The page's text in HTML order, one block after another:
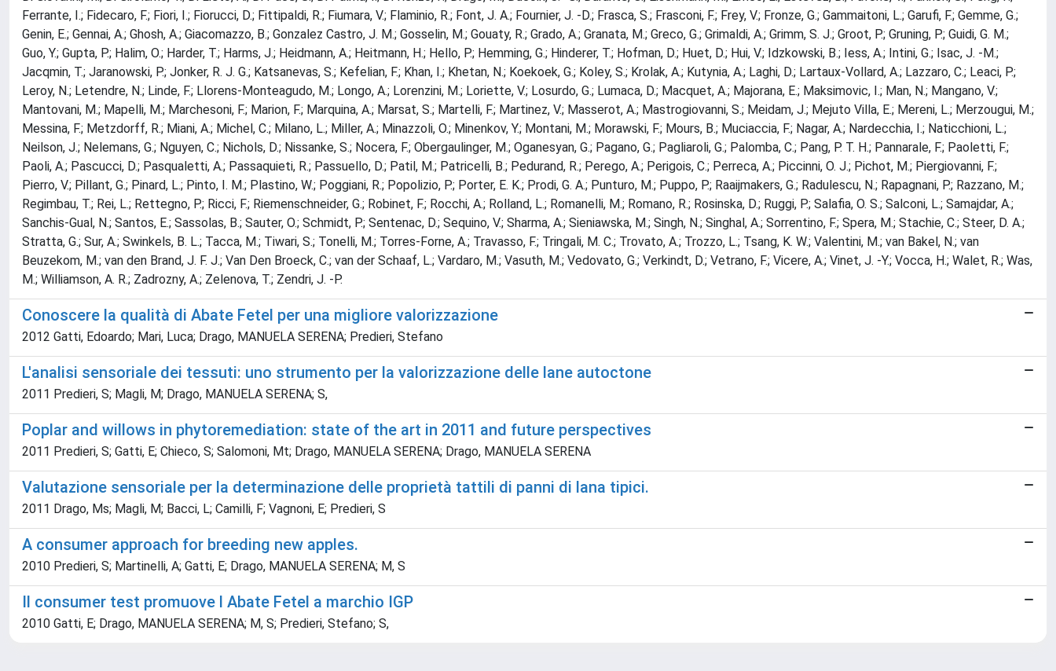
Ferrante, I.; Fidecaro, F.; Fiori, I.; Fiorucci, D.; Fittipaldi, R.; Fiumara, V.; Flaminio, R.; Font, J. A.; Fournier, J. -D.; Frasca, S.; Frasconi, F.; Frey, V.; Fronze, G.; Gammaitoni, L.; Garufi, F.; Gemme, G.;
Genin, E.; Gennai, A.; Ghosh, A.; Giacomazzo, B.; Gonzalez Castro, J. M.; Gosselin, M.; Gouaty, R.; Grado, A.; Granata, M.; Greco, G.; Grimaldi, A.; Grimm, S. J.; Groot, P.; Gruning, P.; Guidi, G. M.;
Guo, Y.; Gupta, P.; Halim, O.; Harder, T.; Harms, J.; Heidmann, A.; Heitmann, H.; Hello, P.; Hemming, G.; Hinderer, T.; Hofman, D.; Huet, D.; Hui, V.; Idzkowski, B.; Iess, A.; Intini, G.; Isac, J. -M.;
Jacqmin, T.; Jaranowski, P.; Jonker, R. J. G.; Katsanevas, S.; Kefelian, F.; Khan, I.; Khetan, N.; Koekoek, G.; Koley, S.; Krolak, A.; Kutynia, A.; Laghi, D.; Lartaux-Vollard, A.; Lazzaro, C.; Leaci, P.;
Leroy, N.; Letendre, N.; Linde, F.; Llorens-Monteagudo, M.; Longo, A.; Lorenzini, M.; Loriette, V.; Losurdo, G.; Lumaca, D.; Macquet, A.; Majorana, E.; Maksimovic, I.; Man, N.; Mangano, V.;
Mantovani, M.; Mapelli, M.; Marchesoni, F.; Marion, F.; Marquina, A.; Marsat, S.; Martelli, F.; Martinez, V.; Masserot, A.; Mastrogiovanni, S.; Meidam, J.; Mejuto Villa, E.; Mereni, L.; Merzougui, M.;
Messina, F.; Metzdorff, R.; Miani, A.; Michel, C.; Milano, L.; Miller, A.; Minazzoli, O.; Minenkov, Y.; Montani, M.; Morawski, F.; Mours, B.; Muciaccia, F.; Nagar, A.; Nardecchia, I.; Naticchioni, L.;
Neilson, J.; Nelemans, G.; Nguyen, C.; Nichols, D.; Nissanke, S.; Nocera, F.; Obergaulinger, M.; Oganesyan, G.; Pagano, G.; Pagliaroli, G.; Palomba, C.; Pang, P. T. H.; Pannarale, F.; Paoletti, F.;
Paoli, A.; Pascucci, D.; Pasqualetti, A.; Passaquieti, R.; Passuello, D.; Patil, M.; Patricelli, B.; Pedurand, R.; Perego, A.; Perigois, C.; Perreca, A.; Piccinni, O. J.; Pichot, M.; Piergiovanni, F.;
Pierro, V.; Pillant, G.; Pinard, L.; Pinto, I. M.; Plastino, W.; Poggiani, R.; Popolizio, P.; Porter, E. K.; Prodi, G. A.; Punturo, M.; Puppo, P.; Raaijmakers, G.; Radulescu, N.; Rapagnani, P.; Razzano, M.;
Regimbau, T.; Rei, L.; Rettegno, P.; Ricci, F.; Riemenschneider, G.; Robinet, F.; Rocchi, A.; Rolland, L.; Romanelli, M.; Romano, R.; Rosinska, D.; Ruggi, P.; Salafia, O. S.; Salconi, L.; Samajdar, A.;
Sanchis-Gual, N.; Santos, E.; Sassolas, B.; Sauter, O.; Schmidt, P.; Sentenac, D.; Sequino, V.; Sharma, A.; Sieniawska, M.; Singh, N.; Singhal, A.; Sorrentino, F.; Spera, M.; Stachie, C.; Steer, D. A.;
Stratta, G.; Sur, A.; Swinkels, B. L.; Tacca, M.; Tiwari, S.; Tonelli, M.; Torres-Forne, A.; Travasso, F.; Tringali, M. C.; Trovato, A.; Trozzo, L.; Tsang, K. W.; Valentini, M.; van Bakel, N.; van
Beuzekom, M.; van den Brand, J. F. J.; Van Den Broeck, C.; van der Schaaf, L.; Vardaro, M.; Vasuth, M.; Vedovato, G.; Verkindt, D.; Vetrano, F.; Vicere, A.; Vinet, J. -Y.; Vocca, H.; Walet, R.; Was,
M.; Williamson, A. R.; Zadrozny, A.; Zelenova, T.; Zendri, J. -P.
Conoscere la qualità di Abate Fetel per una migliore valorizzazione
2012 Gatti, Edoardo; Mari, Luca; Drago, MANUELA SERENA; Predieri, Stefano
L'analisi sensoriale dei tessuti: uno strumento per la valorizzazione delle lane autoctone
2011 Predieri, S; Magli, M; Drago, MANUELA SERENA; S,
Poplar and willows in phytoremediation: state of the art in 2011 and future perspectives
2011 Predieri, S; Gatti, E; Chieco, S; Salomoni, Mt; Drago, MANUELA SERENA; Drago, MANUELA SERENA
Valutazione sensoriale per la determinazione delle proprietà tattili di panni di lana tipici.
2011 Drago, Ms; Magli, M; Bacci, L; Camilli, F; Vagnoni, E; Predieri, S
A consumer approach for breeding new apples.
2010 Predieri, S; Martinelli, A; Gatti, E; Drago, MANUELA SERENA; M, S
Il consumer test promuove l Abate Fetel a marchio IGP
2010 Gatti, E; Drago, MANUELA SERENA; M, S; Predieri, Stefano; S,